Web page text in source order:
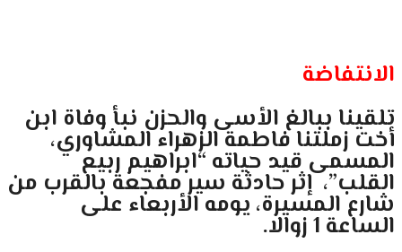
الانتفاضة
تلقينا ببالغ الأسى والحزن نبأ وفاة ابن
أخت زملتنا فاطمة الزهراء المشاوري،
المسمى قيد حياته “ابراهيم ربيع
القلب”، إثر حادثة سير مفجعة بالقرب من
شارع المسيرة، يومه الأربعاء على
الساعة 1 زوالا.